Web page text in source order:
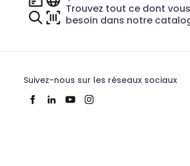
Trouvez tout ce dont
besoin dans notre
Suivez-nous sur les réseaux sociaux